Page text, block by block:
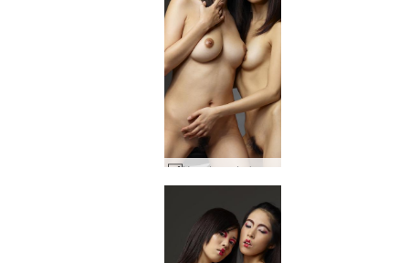
Konata un Lulu Kioto Geikos #35